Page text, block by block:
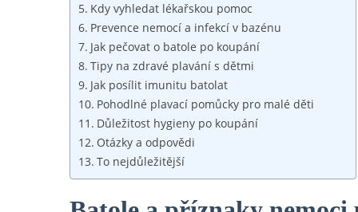
Kdy vyhledat lékařskou pomoc
Prevence nemocí a infekcí v bazénu
Jak pečovat o batole po koupání
Tipy na zdravé plavání s dětmi
Jak posílit imunitu batolat
Pohodlné plavací pomůcky pro malé děti
Důležitost hygieny po koupání
Otázky a odpovědi
To nejdůležitější